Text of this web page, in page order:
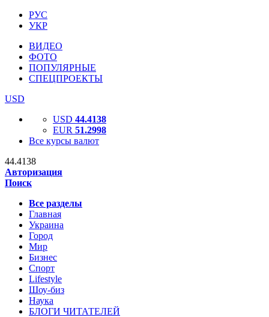
РУС
УКР
ВИДЕО
ФОТО
ПОПУЛЯРНЫЕ
СПЕЦПРОЕКТЫ
USD
USD 44.4138
EUR 51.2998
Все курсы валют
44.4138
Авторизация
Поиск
Все разделы
Главная
Украина
Город
Мир
Бизнес
Спорт
Lifestyle
Шоу-биз
Наука
БЛОГИ ЧИТАТЕЛЕЙ